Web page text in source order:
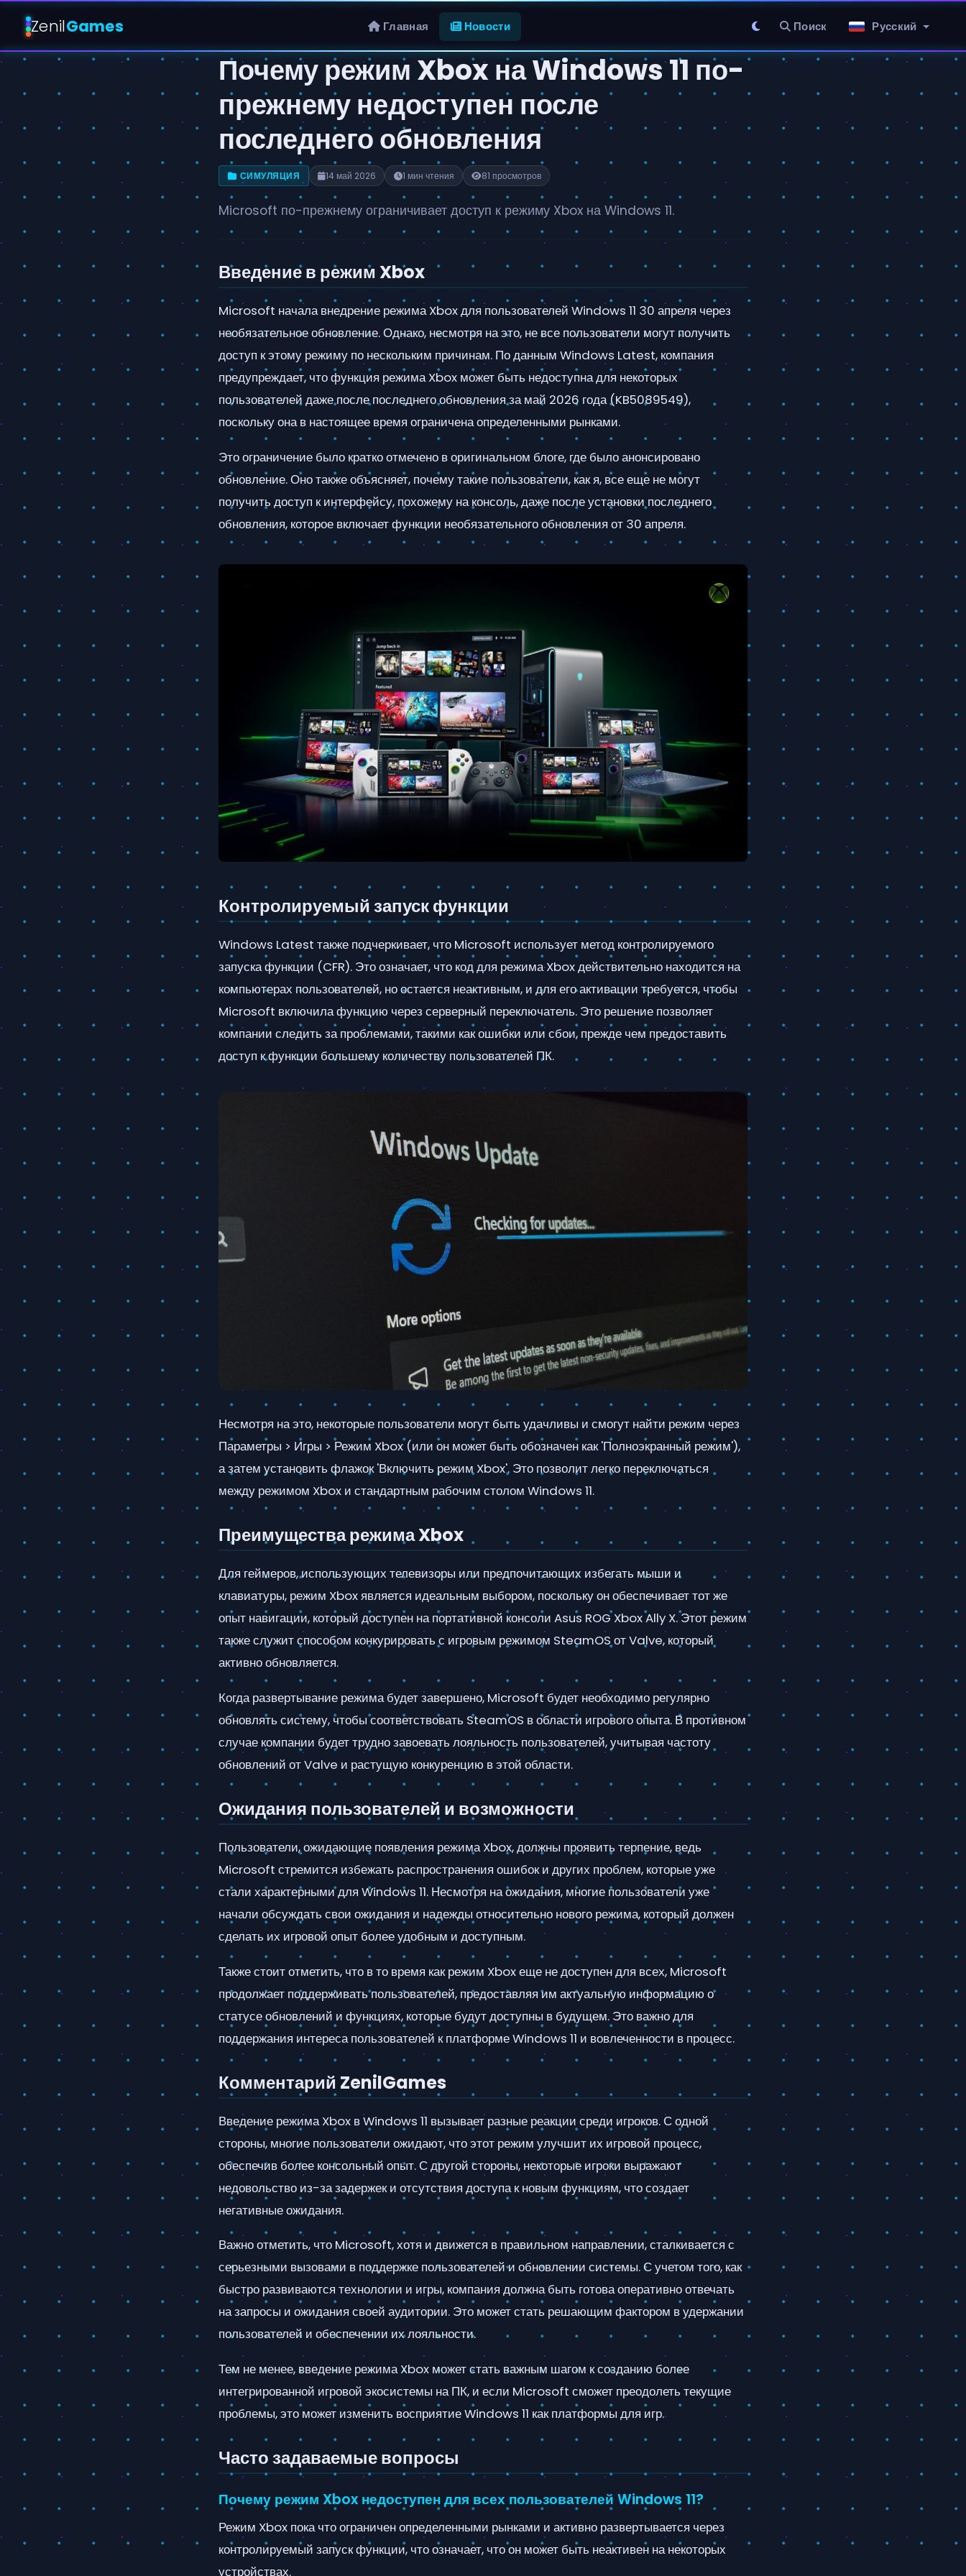
ZenilGames Главная Новости Поиск Русский
Почему режим Xbox на Windows 11 по-
прежнему недоступен после
последнего обновления
СИМУЛЯЦИЯ 14 май 2026 1 мин чтения 81 просмотров
Microsoft по-прежнему ограничивает доступ к режиму Xbox на Windows 11.
Введение в режим Xbox
Microsoft начала внедрение режима Xbox для пользователей Windows 11 30 апреля через
необязательное обновление. Однако, несмотря на это, не все пользователи могут получить
доступ к этому режиму по нескольким причинам. По данным Windows Latest, компания
предупреждает, что функция режима Xbox может быть недоступна для некоторых
пользователей даже после последнего обновления за май 2026 года (KB5089549),
поскольку она в настоящее время ограничена определенными рынками.
Это ограничение было кратко отмечено в оригинальном блоге, где было анонсировано
обновление. Оно также объясняет, почему такие пользователи, как я, все еще не могут
получить доступ к интерфейсу, похожему на консоль, даже после установки последнего
обновления, которое включает функции необязательного обновления от 30 апреля.
Контролируемый запуск функции
Windows Latest также подчеркивает, что Microsoft использует метод контролируемого
запуска функции (CFR). Это означает, что код для режима Xbox действительно находится на
компьютерах пользователей, но остается неактивным, и для его активации требуется, чтобы
Microsoft включила функцию через серверный переключатель. Это решение позволяет
компании следить за проблемами, такими как ошибки или сбои, прежде чем предоставить
доступ к функции большему количеству пользователей ПК.
Несмотря на это, некоторые пользователи могут быть удачливы и смогут найти режим через
Параметры > Игры > Режим Xbox (или он может быть обозначен как 'Полноэкранный режим'),
а затем установить флажок 'Включить режим Xbox'. Это позволит легко переключаться
между режимом Xbox и стандартным рабочим столом Windows 11.
Преимущества режима Xbox
Для геймеров, использующих телевизоры или предпочитающих избегать мыши и
клавиатуры, режим Xbox является идеальным выбором, поскольку он обеспечивает тот же
опыт навигации, который доступен на портативной консоли Asus ROG Xbox Ally X. Этот режим
также служит способом конкурировать с игровым режимом SteamOS от Valve, который
активно обновляется.
Когда развертывание режима будет завершено, Microsoft будет необходимо регулярно
обновлять систему, чтобы соответствовать SteamOS в области игрового опыта. В противном
случае компании будет трудно завоевать лояльность пользователей, учитывая частоту
обновлений от Valve и растущую конкуренцию в этой области.
Ожидания пользователей и возможности
Пользователи, ожидающие появления режима Xbox, должны проявить терпение, ведь
Microsoft стремится избежать распространения ошибок и других проблем, которые уже
стали характерными для Windows 11. Несмотря на ожидания, многие пользователи уже
начали обсуждать свои ожидания и надежды относительно нового режима, который должен
сделать их игровой опыт более удобным и доступным.
Также стоит отметить, что в то время как режим Xbox еще не доступен для всех, Microsoft
продолжает поддерживать пользователей, предоставляя им актуальную информацию о
статусе обновлений и функциях, которые будут доступны в будущем. Это важно для
поддержания интереса пользователей к платформе Windows 11 и вовлеченности в процесс.
Комментарий ZenilGames
Введение режима Xbox в Windows 11 вызывает разные реакции среди игроков. С одной
стороны, многие пользователи ожидают, что этот режим улучшит их игровой процесс,
обеспечив более консольный опыт. С другой стороны, некоторые игроки выражают
недовольство из-за задержек и отсутствия доступа к новым функциям, что создает
негативные ожидания.
Важно отметить, что Microsoft, хотя и движется в правильном направлении, сталкивается с
серьезными вызовами в поддержке пользователей и обновлении системы. С учетом того, как
быстро развиваются технологии и игры, компания должна быть готова оперативно отвечать
на запросы и ожидания своей аудитории. Это может стать решающим фактором в удержании
пользователей и обеспечении их лояльности.
Тем не менее, введение режима Xbox может стать важным шагом к созданию более
интегрированной игровой экосистемы на ПК, и если Microsoft сможет преодолеть текущие
проблемы, это может изменить восприятие Windows 11 как платформы для игр.
Часто задаваемые вопросы
Почему режим Xbox недоступен для всех пользователей Windows 11?
Режим Xbox пока что ограничен определенными рынками и активно развертывается через
контролируемый запуск функции, что означает, что он может быть неактивен на некоторых
устройствах.